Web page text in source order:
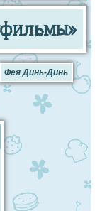
Фея Динь-Динь